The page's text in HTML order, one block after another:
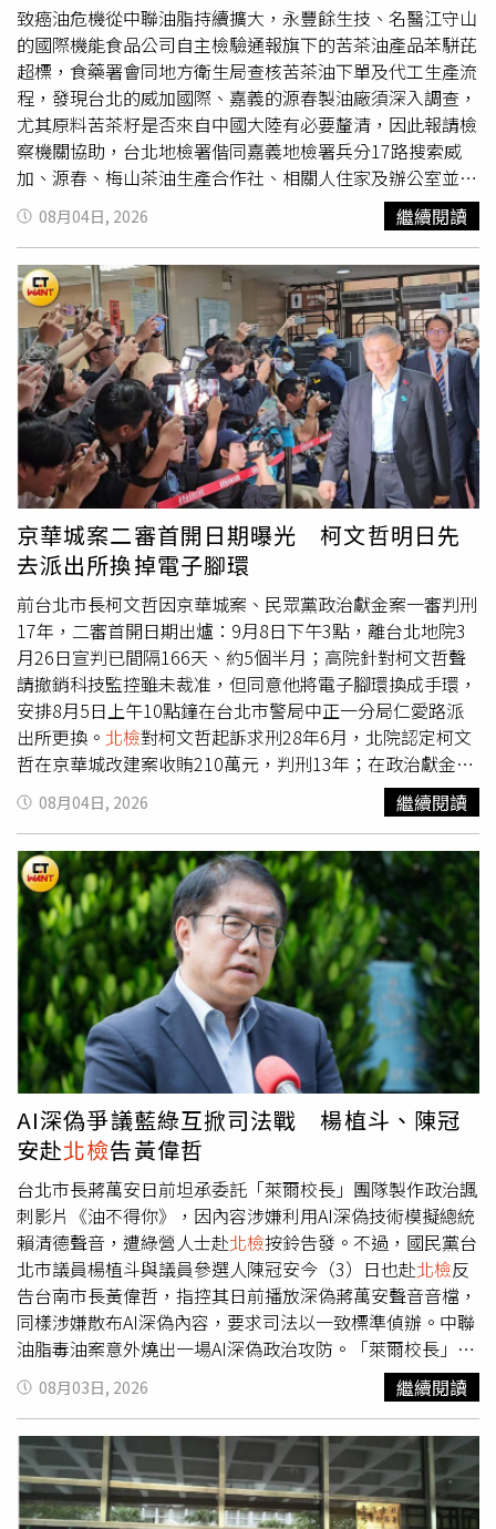
致癌油危機從中聯油脂持續擴大，永豐餘生技、名醫江守山
的國際機能食品公司自主檢驗通報旗下的苦茶油產品苯駢芘
超標，食藥署會同地方衛生局查核苦茶油下單及代工生產流
程，發現台北的威加國際、嘉義的源春製油廠須深入調查，
尤其原料苦茶籽是否來自中國大陸有必要釐清，因此報請檢
察機關協助，台北地檢署偕同嘉義地檢署兵分17路搜索威
加、源春、梅山茶油生產合作社、相關人住家及辦公室並約
談7人，其中威加登記負責人金姓女子、實際負責人涂姓男
子、3名採購人員均送
複訊，如果苦茶油標榜100％台
灣生產製造實則原料來自大陸，將有虛偽標記與詐欺的刑
責。永豐餘生技7月29日通報食藥署，「在地金花小菓苦茶
油」這款商品檢出苯駢芘2.9μg/kg不符規定（限量：
2.0μg/kg），經食藥署了解，永豐餘向威加國際股份有限公
司下單，威加委託源春製油廠加工製造桶裝苦茶油，再送交
亞世家企業公司分裝、貼標為瓶裝成品；源春還使用同一批
苦茶籽原料製成「在地金花小菓苦茶油250ml」、「高仰三
苦茶油250ml」及「庭茂苦茶油250ml」3項產品，共計6
批。國際機能食品公司7月31日通報食藥署，委託源春製造
的「台灣苦茶油500ml」檢出苯駢芘2.6μg/kg不符規定，經
追查發現源春不只製造，也提供原料及包材。食藥署會同嘉
義縣衛生局查察源春製油廠，發現源春除了受託代工，也自
製苦茶油，廠內庫存自製油品150公斤，對於苦茶籽的來源
因欠缺明確佐證資料，報請檢察機關介入。衛福部懷疑源春
以大陸進口的苦茶籽製油，烘乾過程可能產生苯駢芘；源春
涉及食安法部分由嘉檢處理，威加涉及苦茶油標示不實部分
則由北檢偵辦。北檢表示，本案依高檢署指示在7月31日立
案後，立即啟動查緝民生犯罪聯繫平台，聯繫食藥署取得稽
查資料分析蒐證，發現威加國際公司疑似進口大陸苦茶籽混
充，並委託源春製油廠代工製造苦茶油，因源春涉及代工多
家品牌的苦茶油，因此協同嘉檢偵辦。
主任檢察官周
芳怡、檢察官羅儀珊今日（4日）指揮法務部調查局北部地
區機動工作站，持搜索票前往威加公司並約談負責人及員工
共5人。源春日前對此聲明，國際機能食品販售的「台灣苦
茶油」，苦茶籽來源為在地農民，已提供原料進貨單給主管
機關；至於永豐餘生技的「在地金花小菓苦茶油」等產品，
源春僅負責加工榨油，苦茶籽來源是威加國際公司。驗出苯
駢芘超標的油品已停止製造並下架，同時檢討整體加工製造
流程，後續將配合主管機關調查。
08月04日, 2026 繼續閱讀
京華城案二審首開日期曝光 柯文哲明日先
去派出所換掉電子腳環
前台北市長柯文哲因京華城案、民眾黨政治獻金案一審判刑
17年，二審首開日期出爐：9月8日下午3點，離台北地院3
月26日宣判已間隔166天、約5個半月；高院針對柯文哲聲
請撤銷科技監控雖未裁准，但同意他將電子腳環換成手環，
安排8月5日上午10點鐘在台北市警局中正一分局仁愛路派
出所更換。 北檢對柯文哲起訴求刑28年6月，北院認定柯文
哲在京華城改建案收賄210萬元，判刑13年；在政治獻金案
公益侵占6734萬元，判處5年6月；在眾望基金會背信案挪
用827萬元，判2年，合併執行17年。一審有罪被告中，台
北市前副市長彭振聲、都委會前執行秘書邵琇珮獲緩刑未上
訴，檢察官對柯文哲、威京集團主席沈慶京、柯文哲辦公室
前主任李文宗、木可公關前負責人李文娟、京華城公司監察
人張志澄、台北市議員應曉薇的助理吳順民共6人的犯罪事
實與量刑提上訴；另對應曉薇、台北市都發局前局長黃景
茂、會計師端木正等3人的量刑上訴。不只北檢 上訴，柯文
哲、沈慶京、應曉薇、李文宗、黃景茂、李文娟、端木正7
被告主張無罪，也上訴至高院。
08月04日, 2026 繼續閱讀
AI深偽爭議藍綠互掀司法戰 楊植斗、陳冠
安赴北檢告黃偉哲
台北市長蔣萬安日前坦承委託「萊爾校長」團隊製作政治諷
刺影片《油不得你》，因內容涉嫌利用AI深偽技術模擬總統
賴清德聲音，遭綠營人士赴北檢按鈴告發。不過，國民黨台
北市議員楊植斗與議員參選人陳冠安今（3）日也赴北檢反
告台南市長黃偉哲，指控其日前播放深偽蔣萬安聲音音檔，
同樣涉嫌散布AI深偽內容，要求司法以一致標準偵辦。中聯
油脂毒油案意外燒出一場AI深偽政治攻防。「萊爾校長」團
隊因製作《油不得你》遭刑事局調查，蔣萬安隨後坦承影片
由自己委託製作；黃偉哲日前北上立法院召開記者會，不僅
批評未經授權利用AI模擬他人聲音恐涉違法，更當場播放3
段AI深偽蔣萬安談論蔣介石及白色恐怖的音檔，反問蔣萬
安，「若有人這樣偽造你的聲音，你能接受嗎？」如今綠營
上午赴北檢告發蔣萬安，藍營下午隨即反告黃偉哲，讓深偽
08月03日, 2026 繼續閱讀